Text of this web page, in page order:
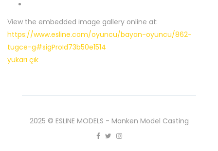
View the embedded image gallery online at:
https://www.esline.com/oyuncu/bayan-oyuncu/862-
tugce-g#sigProId73b50e1514
yukarı çık
2025 © ESLINE MODELS - Manken Model Casting